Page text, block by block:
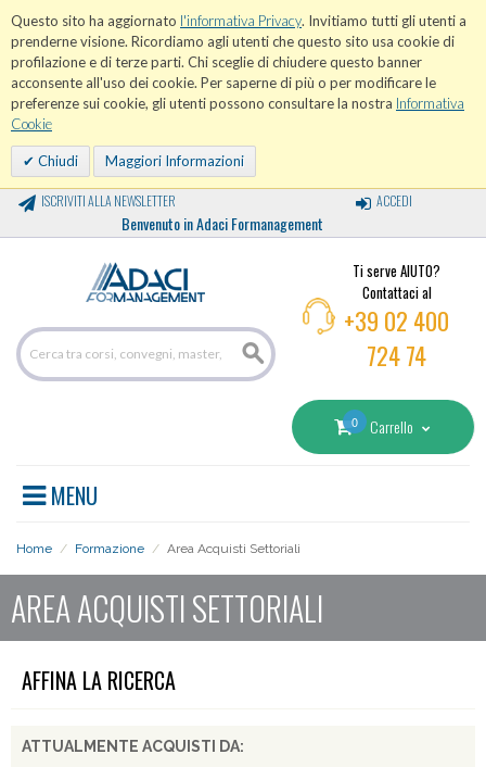
Questo sito ha aggiornato l'informativa Privacy. Invitiamo tutti gli utenti a
prenderne visione. Ricordiamo agli utenti che questo sito usa cookie di
profilazione e di terze parti. Chi sceglie di chiudere questo banner
acconsente all'uso dei cookie. Per saperne di più o per modificare le
preferenze sui cookie, gli utenti possono consultare la nostra Informativa
Cookie
Chiudi Maggiori Informazioni
ISCRIVITI ALLA NEWSLETTER
Benvenuto in Adaci Formanagement
ACCEDI
Ti serve AIUTO?
Contattaci al
+39 02 400
724 74
0 Carrello
MENU
Home / Formazione / Area Acquisti Settoriali
AREA ACQUISTI SETTORIALI
AFFINA LA RICERCA
ATTUALMENTE ACQUISTI DA: